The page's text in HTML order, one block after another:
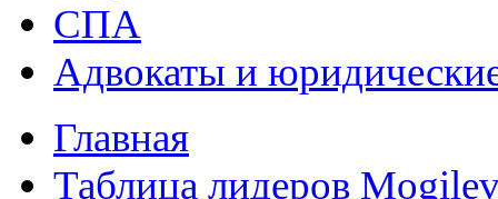
СПА
Адвокаты и
Главная
Таблица лидеров